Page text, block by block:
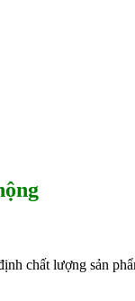
chất lượng sản